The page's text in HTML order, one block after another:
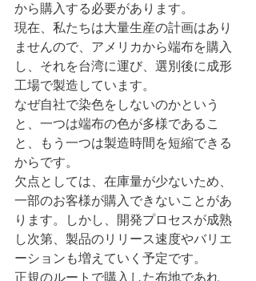
から購入する必要があります。
現在、私たちは大量生産の計画はあり
ませんので、アメリカから端布を購入
し、それを台湾に運び、選別後に成形
工場で製造しています。
なぜ自社で染色をしないのかという
と、一つは端布の色が多様であるこ
と、もう一つは製造時間を短縮できる
からです。
欠点としては、在庫量が少ないため、
一部のお客様が購入できないことがあ
ります。しかし、開発プロセスが成熟
し次第、製品のリリース速度やバリエ
ーションも増えていく予定です。
正規のルートで購入した布地であれ